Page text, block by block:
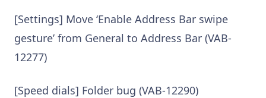
[Settings] Move ‘Enable Address Bar swipe
gesture’ from General to Address Bar (VAB-
12277)
[Speed dials] Folder bug (VAB-12290)